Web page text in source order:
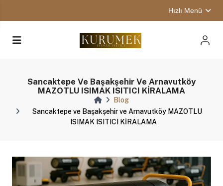
Hızlı Menü
Sancaktepe Ve Başakşehir Ve Arnavutköy
MAZOTLU ISIMAK ISITICI KİRALAMA
Blog
Sancaktepe ve Başakşehir ve Arnavutköy MAZOTLU
ISIMAK ISITICI KİRALAMA